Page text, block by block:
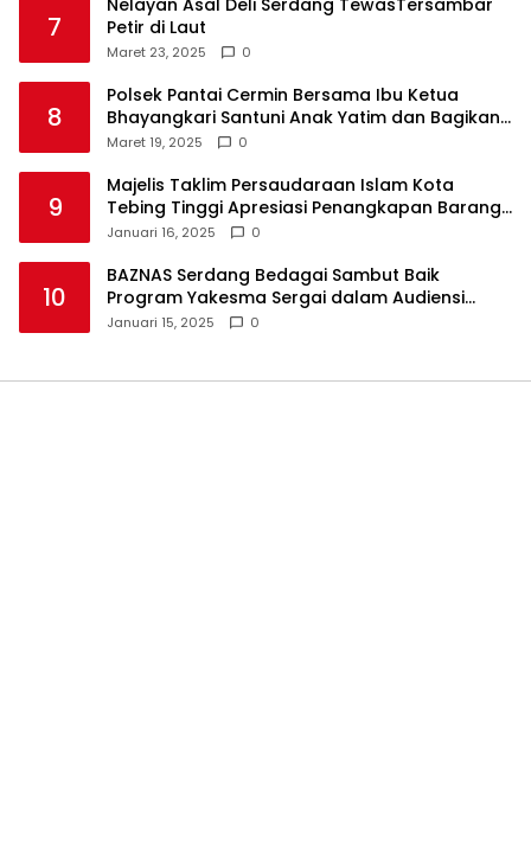
7
Petir di Laut
Maret 23, 2025 0
8
Polsek Pantai Cermin Bersama Ibu Ketua
Bhayangkari Santuni Anak Yatim dan Bagikan
Takjil
Maret 19, 2025 0
9
Majelis Taklim Persaudaraan Islam Kota
Tebing Tinggi Apresiasi Penangkapan Barang
Haram
Januari 16, 2025 0
10
BAZNAS Serdang Bedagai Sambut Baik
Program Yakesma Sergai dalam Audiensi
Perkenalan Pengurus Baru
Januari 15, 2025 0